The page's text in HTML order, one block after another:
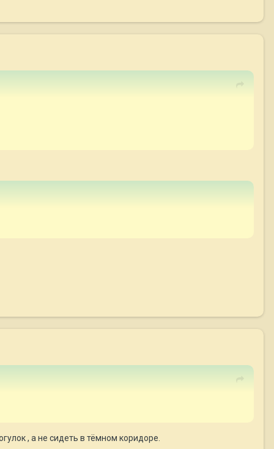
, а не сидеть в тёмном коридоре.